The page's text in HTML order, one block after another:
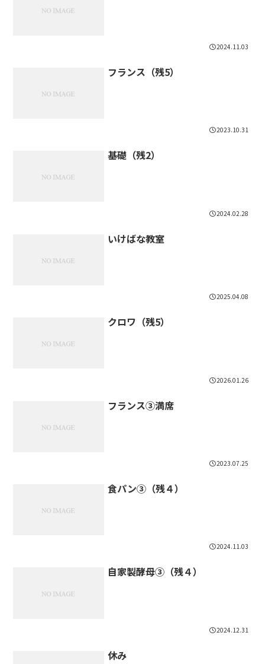
2024.11.03
フランス（残5）
2023.10.31
基礎（残2）
2024.02.28
いけばな教室
2025.04.08
クロワ（残5）
2026.01.26
フランス③満席
2023.07.25
食パン③（残４）
2024.11.03
自家製酵母③（残４）
2024.12.31
休み